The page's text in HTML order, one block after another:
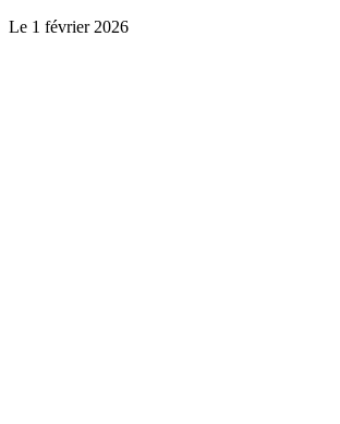
Le 1 février 2026